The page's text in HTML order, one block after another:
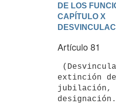
DE LOS
CAPÍTULO X
Artículo 81
extinción
jubilación,